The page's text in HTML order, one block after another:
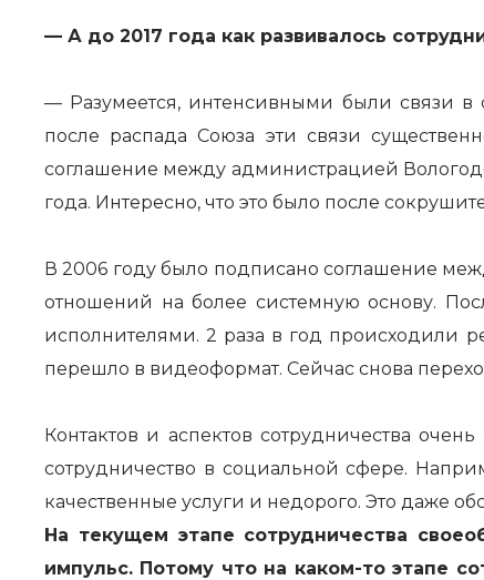
— А до 2017 года как развивалось
— Разумеется, интенсивными были связи в
после распада Союза эти связи
соглашение между администрацией
года. Интересно, что это было после
В 2006 году было подписано соглашение
отношений на более системную основу.
исполнителями. 2 раза в год происходили
перешло в видеоформат. Сейчас снова
Контактов и аспектов сотрудничества
сотрудничество в социальной сфере.
качественные услуги и недорого. Это даже
На текущем этапе сотрудничества
импульс. Потому что на каком-то этапе